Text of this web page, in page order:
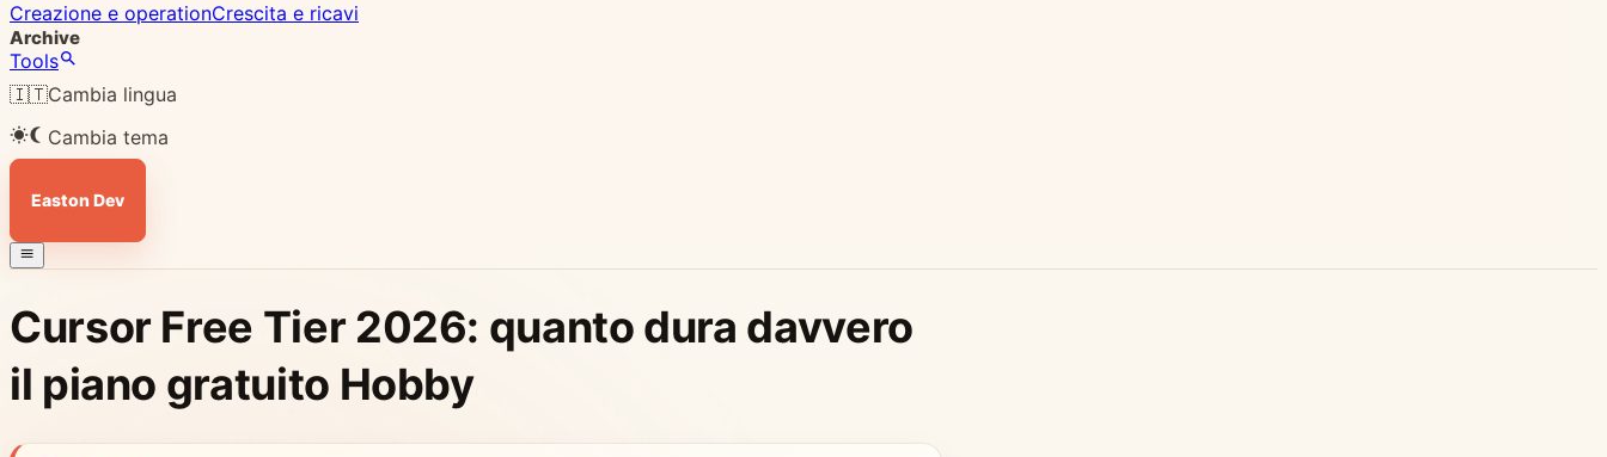
Creazione e operationCrescita e ricavi
Archive
Tools
🇮🇹Cambia lingua
Cambia tema
Easton Dev
Cursor Free Tier 2026: quanto dura davvero
il piano gratuito Hobby